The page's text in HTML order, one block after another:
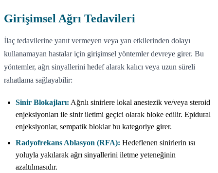
Girişimsel Ağrı Tedavileri
İlaç tedavilerine yanıt vermeyen veya yan etkilerinden dolayı
kullanamayan hastalar için girişimsel yöntemler devreye girer. Bu
yöntemler, ağrı sinyallerini hedef alarak kalıcı veya uzun süreli
rahatlama sağlayabilir:
Sinir Blokajları: Ağrılı sinirlere lokal anestezik ve/veya steroid
enjeksiyonları ile sinir iletimi geçici olarak bloke edilir. Epidural
enjeksiyonlar, sempatik bloklar bu kategoriye girer.
Radyofrekans Ablasyon (RFA): Hedeflenen sinirlerin ısı
yoluyla yakılarak ağrı sinyallerini iletme yeteneğinin
azaltılmasıdır.